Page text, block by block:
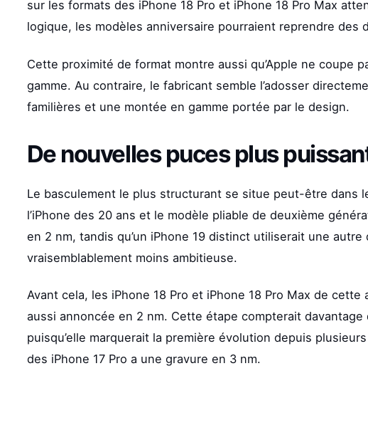
sur les formats des iPhone 18 Pro et iPhone 18 Pro Max
logique, les modèles anniversaire pourraient reprendre des
Cette proximité de format montre aussi qu’Apple ne coupe
gamme. Au contraire, le fabricant semble l’adosser
familières et une montée en gamme portée par le design.
De nouvelles puces plus
Le basculement le plus structurant se situe peut-être dans
l’iPhone des 20 ans et le modèle pliable de deuxième
en 2 nm, tandis qu’un iPhone 19 distinct utiliserait une
vraisemblablement moins ambitieuse.
Avant cela, les iPhone 18 Pro et iPhone 18 Pro Max de cette
aussi annoncée en 2 nm. Cette étape compterait davantage
puisqu’elle marquerait la première évolution depuis
des iPhone 17 Pro a une gravure en 3 nm.